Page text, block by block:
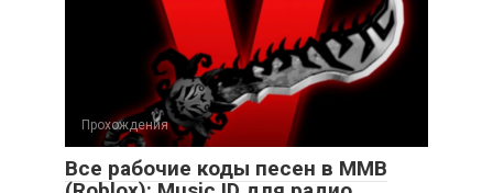
Прохождения
Все рабочие коды песен в ММВ